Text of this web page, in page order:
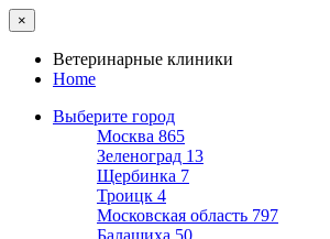
×
Ветеринарные клиники
Home
Выберите город
Москва 865
Зеленоград 13
Щербинка 7
Троицк 4
Московская область 797
Балашиха 50